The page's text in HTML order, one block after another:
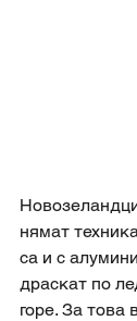
нямат
са и с
драскат по
горе. За това